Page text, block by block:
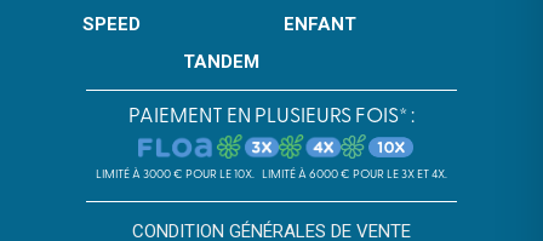
SPEED
ENFANT
TANDEM
PAIEMENT EN PLUSIEURS FOIS* :
LIMITÉ À 3000 € POUR LE 10X. LIMITÉ À 6000 € POUR LE 3X ET 4X.
CONDITION GÉNÉRALES DE VENTE